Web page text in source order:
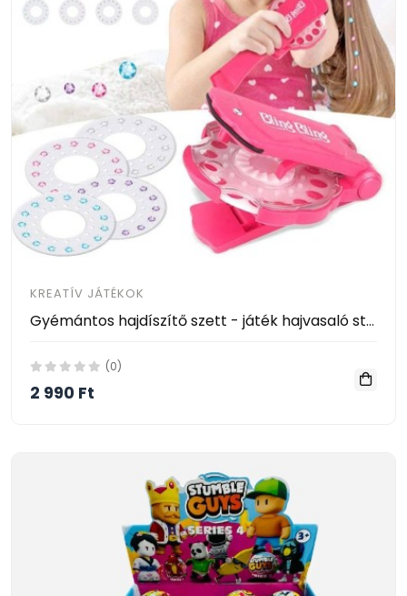
KREATÍV JÁTÉKOK
Gyémántos hajdíszítő szett - játék hajvasaló strasszkövekkel kislányoknak- Shining Bling Diamond
(0)
2 990 Ft